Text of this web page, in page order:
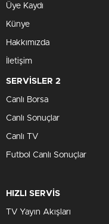
Üye Kaydı
Künye
Hakkımızda
İletişim
SERVİSLER 2
Canlı Borsa
Canlı Sonuçlar
Canlı TV
Futbol Canlı Sonuçlar
HIZLI SERVİS
TV Yayın Akışları